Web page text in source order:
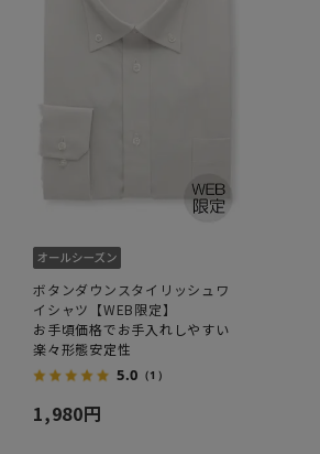
ボタンダウンスタイリッシュワ
イシャツ【WEB限定】
お手頃価格でお手入れしやすい
楽々形態安定性
5.0 （1）
1,980円